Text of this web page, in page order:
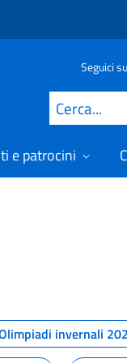
Seguici
Cerca
e patrocini
invernali